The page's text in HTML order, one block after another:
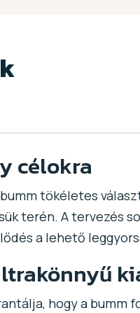
célokra
tökéletes
terén. A tervezés
a lehető
hogy a bumm